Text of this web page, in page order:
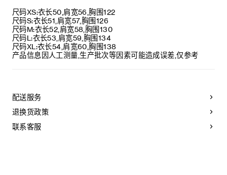
葡萄牙制造
编号：RY0J5345F.07OW
最高熨烫温度：110°C / 230°F
不可使用蒸汽。
不可干洗。
尺码XS:衣长50,肩宽56,胸围122
尺码S:衣长51,肩宽57,胸围126
尺码M:衣长52,肩宽58,胸围130
尺码L:衣长53,肩宽59,胸围134
尺码XL:衣长54,肩宽60,胸围138
产品信息因人工测量,生产批次等因素可能造成误差,仅参考
配送服务
退换货政策
联系客服